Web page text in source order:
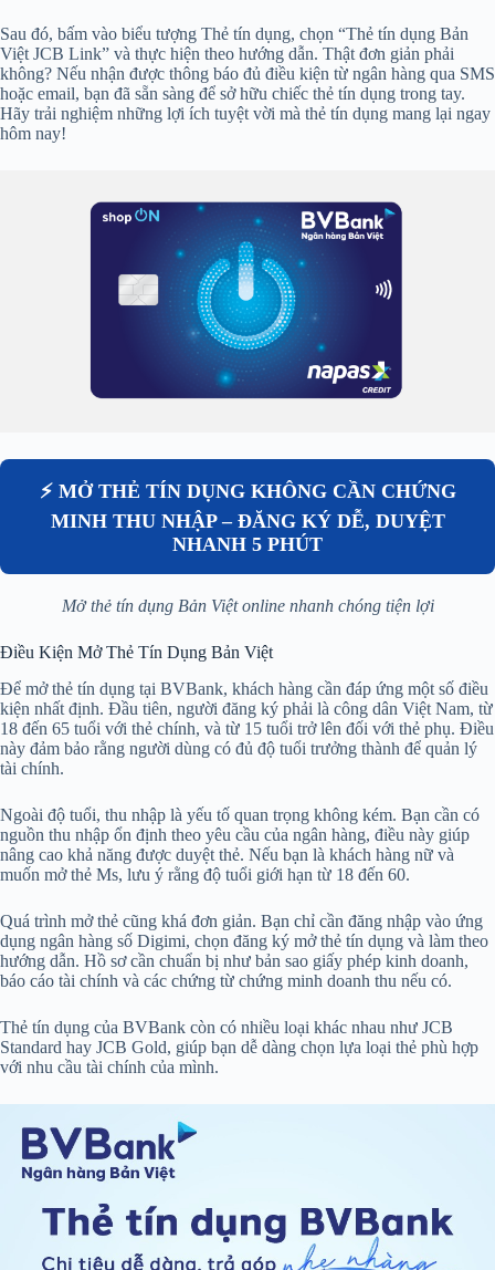
Sau đó, bấm vào biểu tượng Thẻ tín dụng, chọn “Thẻ tín dụng Bản
Việt JCB Link” và thực hiện theo hướng dẫn. Thật đơn giản phải
không? Nếu nhận được thông báo đủ điều kiện từ ngân hàng qua SMS
hoặc email, bạn đã sẵn sàng để sở hữu chiếc thẻ tín dụng trong tay.
Hãy trải nghiệm những lợi ích tuyệt vời mà thẻ tín dụng mang lại ngay
hôm nay!
⚡ MỞ THẺ TÍN DỤNG KHÔNG CẦN CHỨNG
MINH THU NHẬP – ĐĂNG KÝ DỄ, DUYỆT
NHANH 5 PHÚT
Mở thẻ tín dụng Bản Việt online nhanh chóng tiện lợi
Điều Kiện Mở Thẻ Tín Dụng Bản Việt
Để mở thẻ tín dụng tại BVBank, khách hàng cần đáp ứng một số điều
kiện nhất định. Đầu tiên, người đăng ký phải là công dân Việt Nam, từ
18 đến 65 tuổi với thẻ chính, và từ 15 tuổi trở lên đối với thẻ phụ. Điều
này đảm bảo rằng người dùng có đủ độ tuổi trưởng thành để quản lý
tài chính.
Ngoài độ tuổi, thu nhập là yếu tố quan trọng không kém. Bạn cần có
nguồn thu nhập ổn định theo yêu cầu của ngân hàng, điều này giúp
nâng cao khả năng được duyệt thẻ. Nếu bạn là khách hàng nữ và
muốn mở thẻ Ms, lưu ý rằng độ tuổi giới hạn từ 18 đến 60.
Quá trình mở thẻ cũng khá đơn giản. Bạn chỉ cần đăng nhập vào ứng
dụng ngân hàng số Digimi, chọn đăng ký mở thẻ tín dụng và làm theo
hướng dẫn. Hồ sơ cần chuẩn bị như bản sao giấy phép kinh doanh,
báo cáo tài chính và các chứng từ chứng minh doanh thu nếu có.
Thẻ tín dụng của BVBank còn có nhiều loại khác nhau như JCB
Standard hay JCB Gold, giúp bạn dễ dàng chọn lựa loại thẻ phù hợp
với nhu cầu tài chính của mình.